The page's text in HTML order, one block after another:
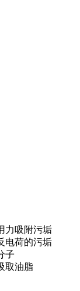
力吸附污垢
电荷的污垢
子
取油脂